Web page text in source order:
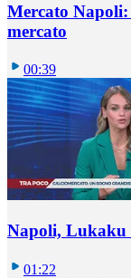
Mercato
mercato
00:39
Napoli, Lukaku
01:22